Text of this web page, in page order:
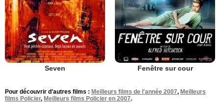
Seven Fenêtre sur cour
Pour découvrir d'autres films : Meilleurs films de l'année 2007, Meilleurs
films Policier, Meilleurs films Policier en 2007.